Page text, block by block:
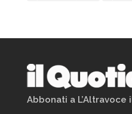
Abbonati a L’Altravoce